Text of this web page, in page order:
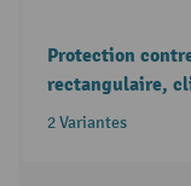
Protection
rectangulaire,
1-5 m
2 Variantes